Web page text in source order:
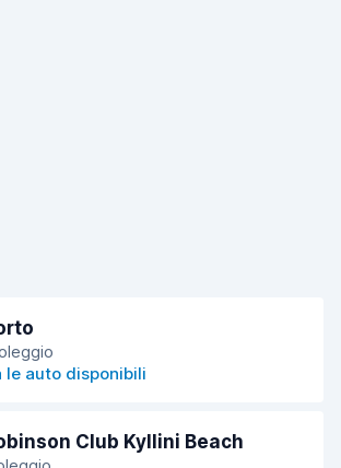
le auto disponibili
Club Kyllini Beach